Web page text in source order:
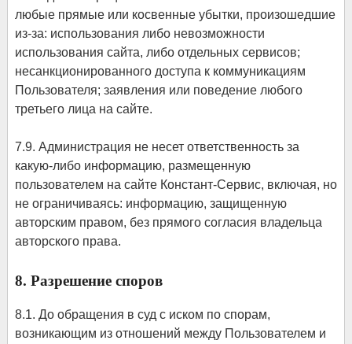
любые прямые или косвенные убытки, произошедшие
из-за: использования либо невозможности
использования сайта, либо отдельных сервисов;
несанкционированного доступа к коммуникациям
Пользователя; заявления или поведение любого
третьего лица на сайте.
7.9. Администрация не несет ответственность за
какую-либо информацию, размещенную
пользователем на сайте Констант-Сервис, включая, но
не ограничиваясь: информацию, защищенную
авторским правом, без прямого согласия владельца
авторского права.
8. Разрешение споров
8.1. До обращения в суд с иском по спорам,
возникающим из отношений между Пользователем и